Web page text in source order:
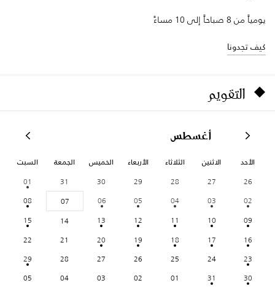
يومياً من 8 صباحاً إلى 10 مساءً
كيف تجدونا
التقويم
أغسطس
الأحد الاثنين الثلاثاء الأربعاء الخميس الجمعة السبت
26
27
28
29
30
31
01
02
03
04
05
06
07
08
09
10
11
12
13
14
15
16
17
18
19
20
21
22
23
24
25
26
27
28
29
30
31
01
02
03
04
05